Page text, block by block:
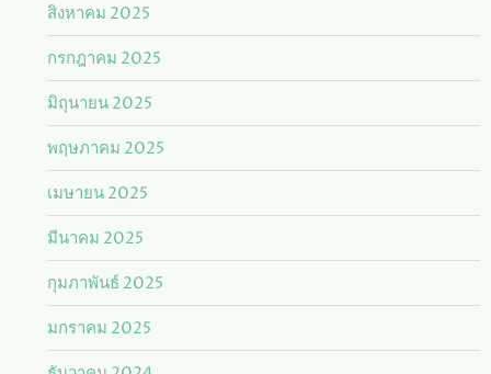
สิงหาคม 2025
กรกฎาคม 2025
มิถุนายน 2025
พฤษภาคม 2025
เมษายน 2025
มีนาคม 2025
กุมภาพันธ์ 2025
มกราคม 2025